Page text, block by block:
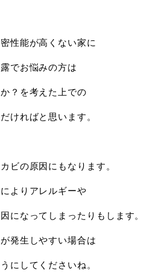
性能が高くない家に
でお悩みの方は
？を考えた上での
ければと思います。
ビの原因にもなります。
よりアレルギーや
になってしまったりもします。
発生しやすい場合は
にしてくださいね。